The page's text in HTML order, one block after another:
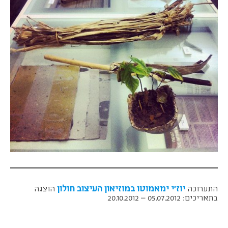
התערוכה יוז'י ימאמוטו במוזיאון העיצוב חולון הוצגה
בתאריכים: 05.07.2012 – 20.10.2012